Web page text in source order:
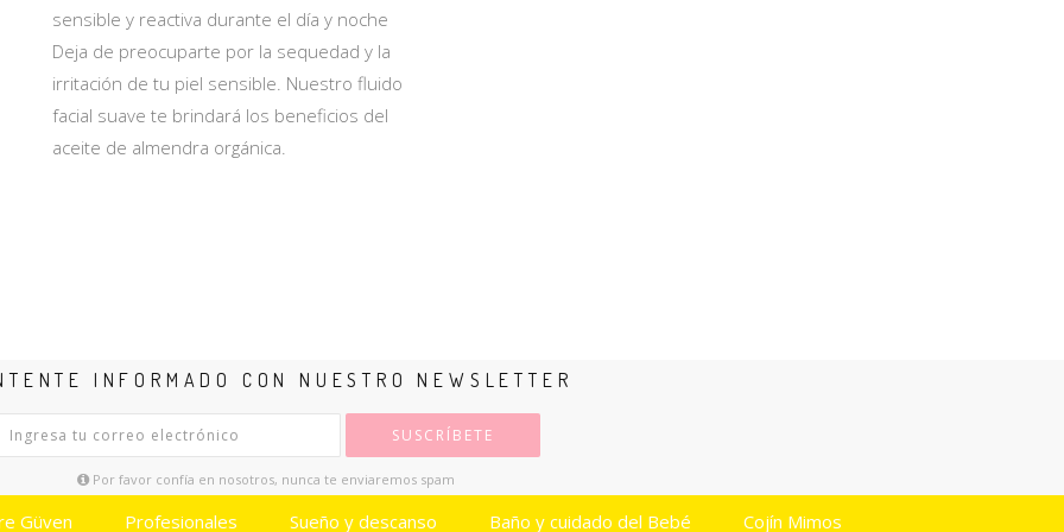
sensible y reactiva durante el día y noche
Deja de preocuparte por la sequedad y la
irritación de tu piel sensible. Nuestro fluido
facial suave te brindará los beneficios del
aceite de almendra orgánica.
INFORMADO CON NUESTRO NEWSLETTER
SUSCRÍBETE
Por favor confía en nosotros, nunca te enviaremos spam
Güven Profesionales Sueño y descanso Baño y cuidado del Bebé Cojín Mimos